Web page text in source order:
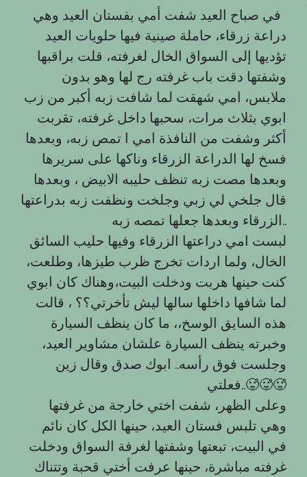
في صباح العيد شفت أمي بفستان العيد وهي
دراعة زرقاء، حاملة صينية فيها حلويات العيد
تؤديها إلى السواق الخال لغرفته، قلت براقبها
وشفتها دقت باب غرفته رج لها وهو بدون
ملابس، امي شهقت لما شافت زبه أكبر من زب
ابوي بثلاث مرات، سحبها داخل غرفته، تقربت
أكثر وشفت من النافذة امي ا تمص زبه، وبعدها
فسخ لها الدراعة الزرقاء وناكها على سريرها
وبعدها مصت زبه تنظف حليبه الابيض ، وبعدها
قال جلخي لي زبي وجلخت ونظفت زبه بدراعتها
الزرقاء وبعدها جعلها تمصه زبه..
لبست امي دراعتها الزرقاء وفيها حليب السائق
الخال، ولما اردات تخرج ظرب طيزها، وطلعت،
كنت حينها هربت ودخلت البيت،وهناك كان ابوي
لما شافها داخلها سالها ليش تأخرتي؟؟ ، قالت
هذه السايق الوسخ،، ما كان ينظف السيارة
وخبرته ينظف السيارة علشان مشاوير العيد،
وجلست فوق رأسه.. ابوك صدق وقال زين
فعلتي..🥵🥵🥵
وعلى الظهر، شفت اختي خارجة من غرفتها
وهي تلبس فستان العيد، حينها الكل كان نائم
في البيت، تبعتها وشفتها لغرفة السواق ودخلت
غرفته مباشرة، حينها عرفت أختي قحبة وتتناك